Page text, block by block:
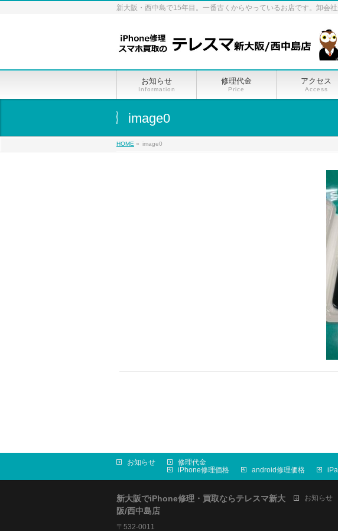
新大阪・西中島で15年目。一番古くからやっているお店です。卸会
お知らせ
Information
修理代金
Price
アクセス
Access
image0
HOME » image0
お知らせ
修理代金
iPhone修理価格
android修理価格
新大阪でiPhone修理・買取ならテレスマ新大
阪/西中島店
〒532-0011
お知らせ